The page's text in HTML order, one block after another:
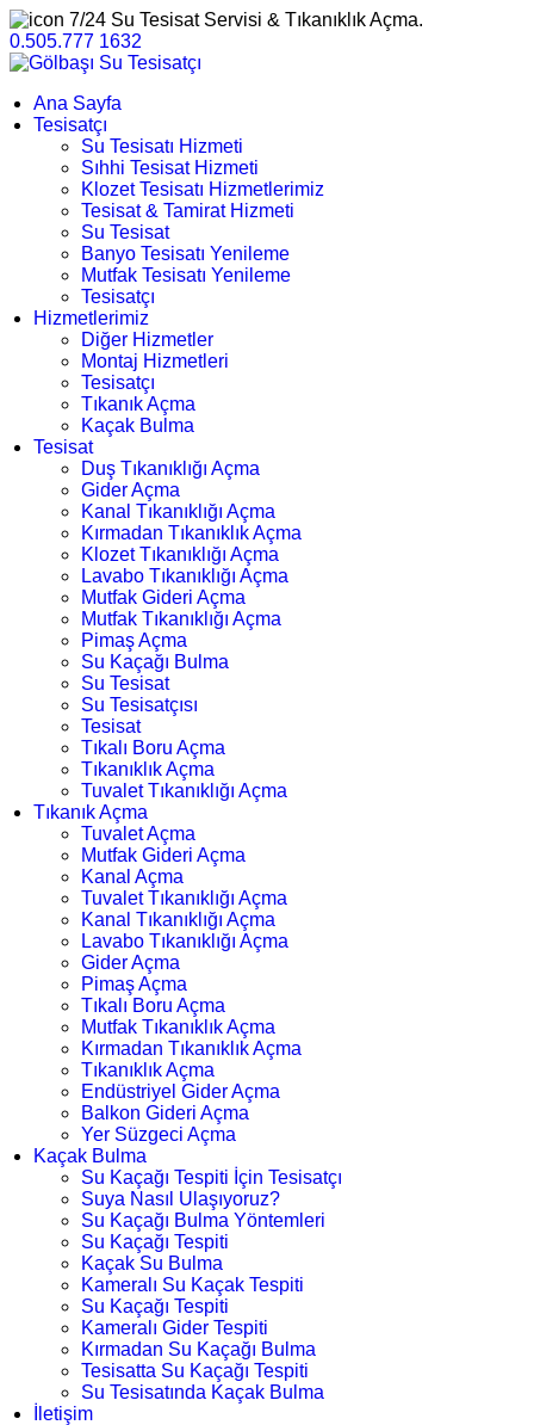
7/24 Su Tesisat Servisi & Tıkanıklık Açma.
0.505.777 1632
Ana Sayfa
Tesisatçı
Su Tesisatı Hizmeti
Sıhhi Tesisat Hizmeti
Klozet Tesisatı Hizmetlerimiz
Tesisat & Tamirat Hizmeti
Su Tesisat
Banyo Tesisatı Yenileme
Mutfak Tesisatı Yenileme
Tesisatçı
Hizmetlerimiz
Diğer Hizmetler
Montaj Hizmetleri
Tesisatçı
Tıkanık Açma
Kaçak Bulma
Tesisat
Duş Tıkanıklığı Açma
Gider Açma
Kanal Tıkanıklığı Açma
Kırmadan Tıkanıklık Açma
Klozet Tıkanıklığı Açma
Lavabo Tıkanıklığı Açma
Mutfak Gideri Açma
Mutfak Tıkanıklığı Açma
Pimaş Açma
Su Kaçağı Bulma
Su Tesisat
Su Tesisatçısı
Tesisat
Tıkalı Boru Açma
Tıkanıklık Açma
Tuvalet Tıkanıklığı Açma
Tıkanık Açma
Tuvalet Açma
Mutfak Gideri Açma
Kanal Açma
Tuvalet Tıkanıklığı Açma
Kanal Tıkanıklığı Açma
Lavabo Tıkanıklığı Açma
Gider Açma
Pimaş Açma
Tıkalı Boru Açma
Mutfak Tıkanıklık Açma
Kırmadan Tıkanıklık Açma
Tıkanıklık Açma
Endüstriyel Gider Açma
Balkon Gideri Açma
Yer Süzgeci Açma
Kaçak Bulma
Su Kaçağı Tespiti İçin Tesisatçı
Suya Nasıl Ulaşıyoruz?
Su Kaçağı Bulma Yöntemleri
Su Kaçağı Tespiti
Kaçak Su Bulma
Kameralı Su Kaçak Tespiti
Su Kaçağı Tespiti
Kameralı Gider Tespiti
Kırmadan Su Kaçağı Bulma
Tesisatta Su Kaçağı Tespiti
Su Tesisatında Kaçak Bulma
İletişim